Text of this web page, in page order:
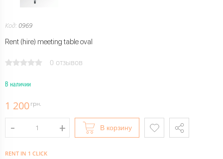
Код: 0969
Rent (hire) meeting table oval
0 отзывов
В наличии
1 200грн.
В корзину
RENT IN 1 CLICK